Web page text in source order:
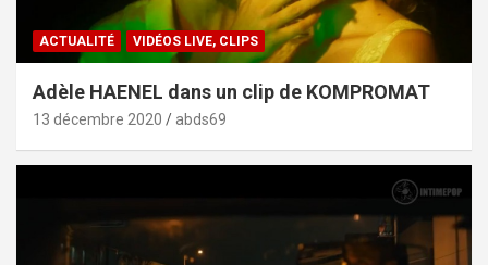
ACTUALITÉ VIDÉOS LIVE, CLIPS
Adèle HAENEL dans un clip de KOMPROMAT
13 décembre 2020 abds69